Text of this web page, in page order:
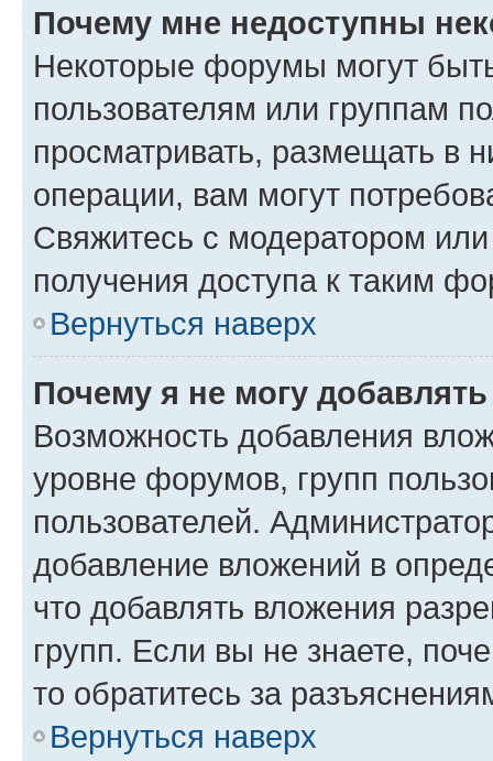
Почему мне недоступны
Некоторые форумы могут
пользователям или группам
просматривать, размещать в
операции, вам могут
Свяжитесь с модератором
получения доступа к таким
Вернуться наверх
Почему я не могу
Возможность добавления
уровне форумов, групп
пользователей.
добавление вложений в
что добавлять вложения
групп. Если вы не знаете,
то обратитесь за
Вернуться наверх